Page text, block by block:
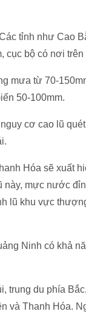
tỉnh như Cao
cục bộ có nơi trên
mưa từ 70-
50-100mm.
cơ cao lũ
Hóa sẽ xuất
mực nước
lũ khu vực
Ninh có khả
trung du phía
và Thanh Hóa.